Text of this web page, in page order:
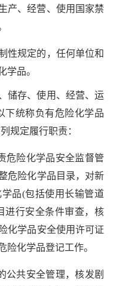
、经营、使用国家禁
性规定的，任何单位和
学品。
储存、使用、经营、运
下统称负有危险化学品
规定履行职责：
危险化学品安全监督管
危险化学品目录，对新
品(包括使用长输管道
进行安全条件审查，核
化学品安全使用许可证
险化学品登记工作。
公共安全管理，核发剧